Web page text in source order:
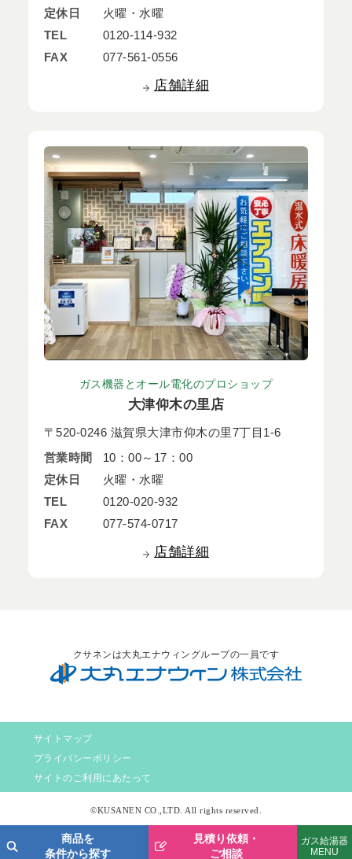
定休日
火曜・水曜
TEL
0120-114-932
FAX
077-561-0556
店舗詳細
ガス機器とオール電化のプロショップ
大津仰木の里店
〒520-0246 滋賀県大津市仰木の里7丁目1-6
営業時間
10：00～17：00
定休日
火曜・水曜
TEL
0120-020-932
FAX
077-574-0717
店舗詳細
クサネンは大丸エナウィングループの一員です
サイトマップ
プライバシーポリシー
サイトのご利用にあたって
©KUSANEN CO.,LTD. All rights reserved.
商品を
条件から探す
見積り依頼・
ご相談
ガス給湯器
MENU